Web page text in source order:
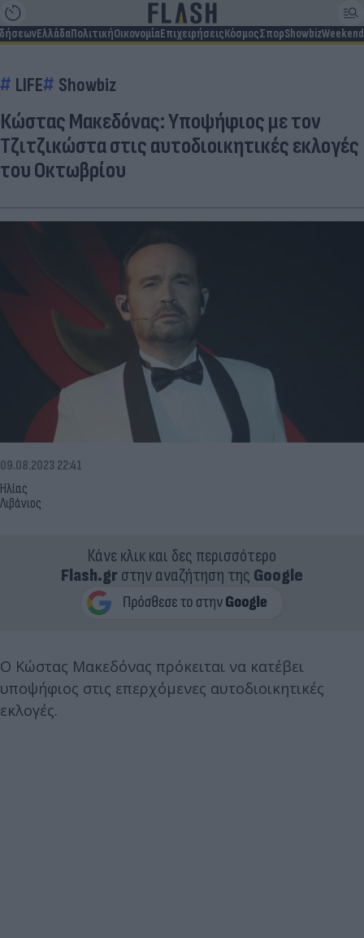
ΕλλάδαΠολιτικήΟικονομίαΕπιχειρήσειςΚόσμοςΣπορShowbizWeekend
LIFE Showbiz
Κώστας Μακεδόνας: Υποψήφιος με τον
Τζιτζικώστα στις αυτοδιοικητικές εκλογές
του Οκτωβρίου
Ηλίας
Λιβάνιος
09.08.2023 22:41
Κάνε κλικ και δες περισσότερο
Flash.grστην αναζήτηση της Google
Ο Κώστας Μακεδόνας πρόκειται να κατέβει
υποψήφιος στις επερχόμενες αυτοδιοικητικές
εκλογές.